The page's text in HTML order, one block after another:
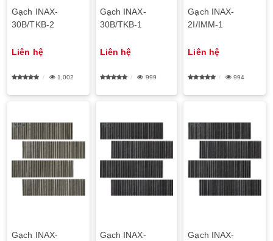
Gạch INAX-
30B/TKB-2
Liên hệ
1,002
Gạch INAX-
30B/TKB-1
Liên hệ
999
Gạch INAX-
2I/IMM-1
Liên hệ
994
Gạch INAX-
Gạch INAX-
Gạch INAX-